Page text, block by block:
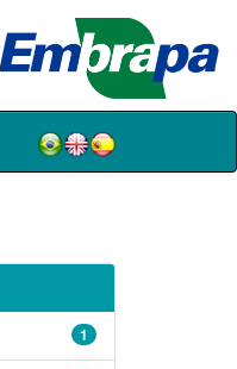
1